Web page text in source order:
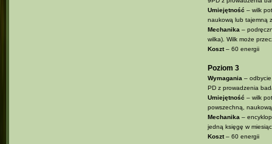
Umiejętność – wilk
naukową lub tajemną
Mechanika –
wilka). Wilk może
Koszt– 60 energii
Poziom 3
Wymagania –
PD z prowadzenia
Umiejętność – wilk
powszechną,
Mechanika –
jedną księgę w
Koszt– 60 energii